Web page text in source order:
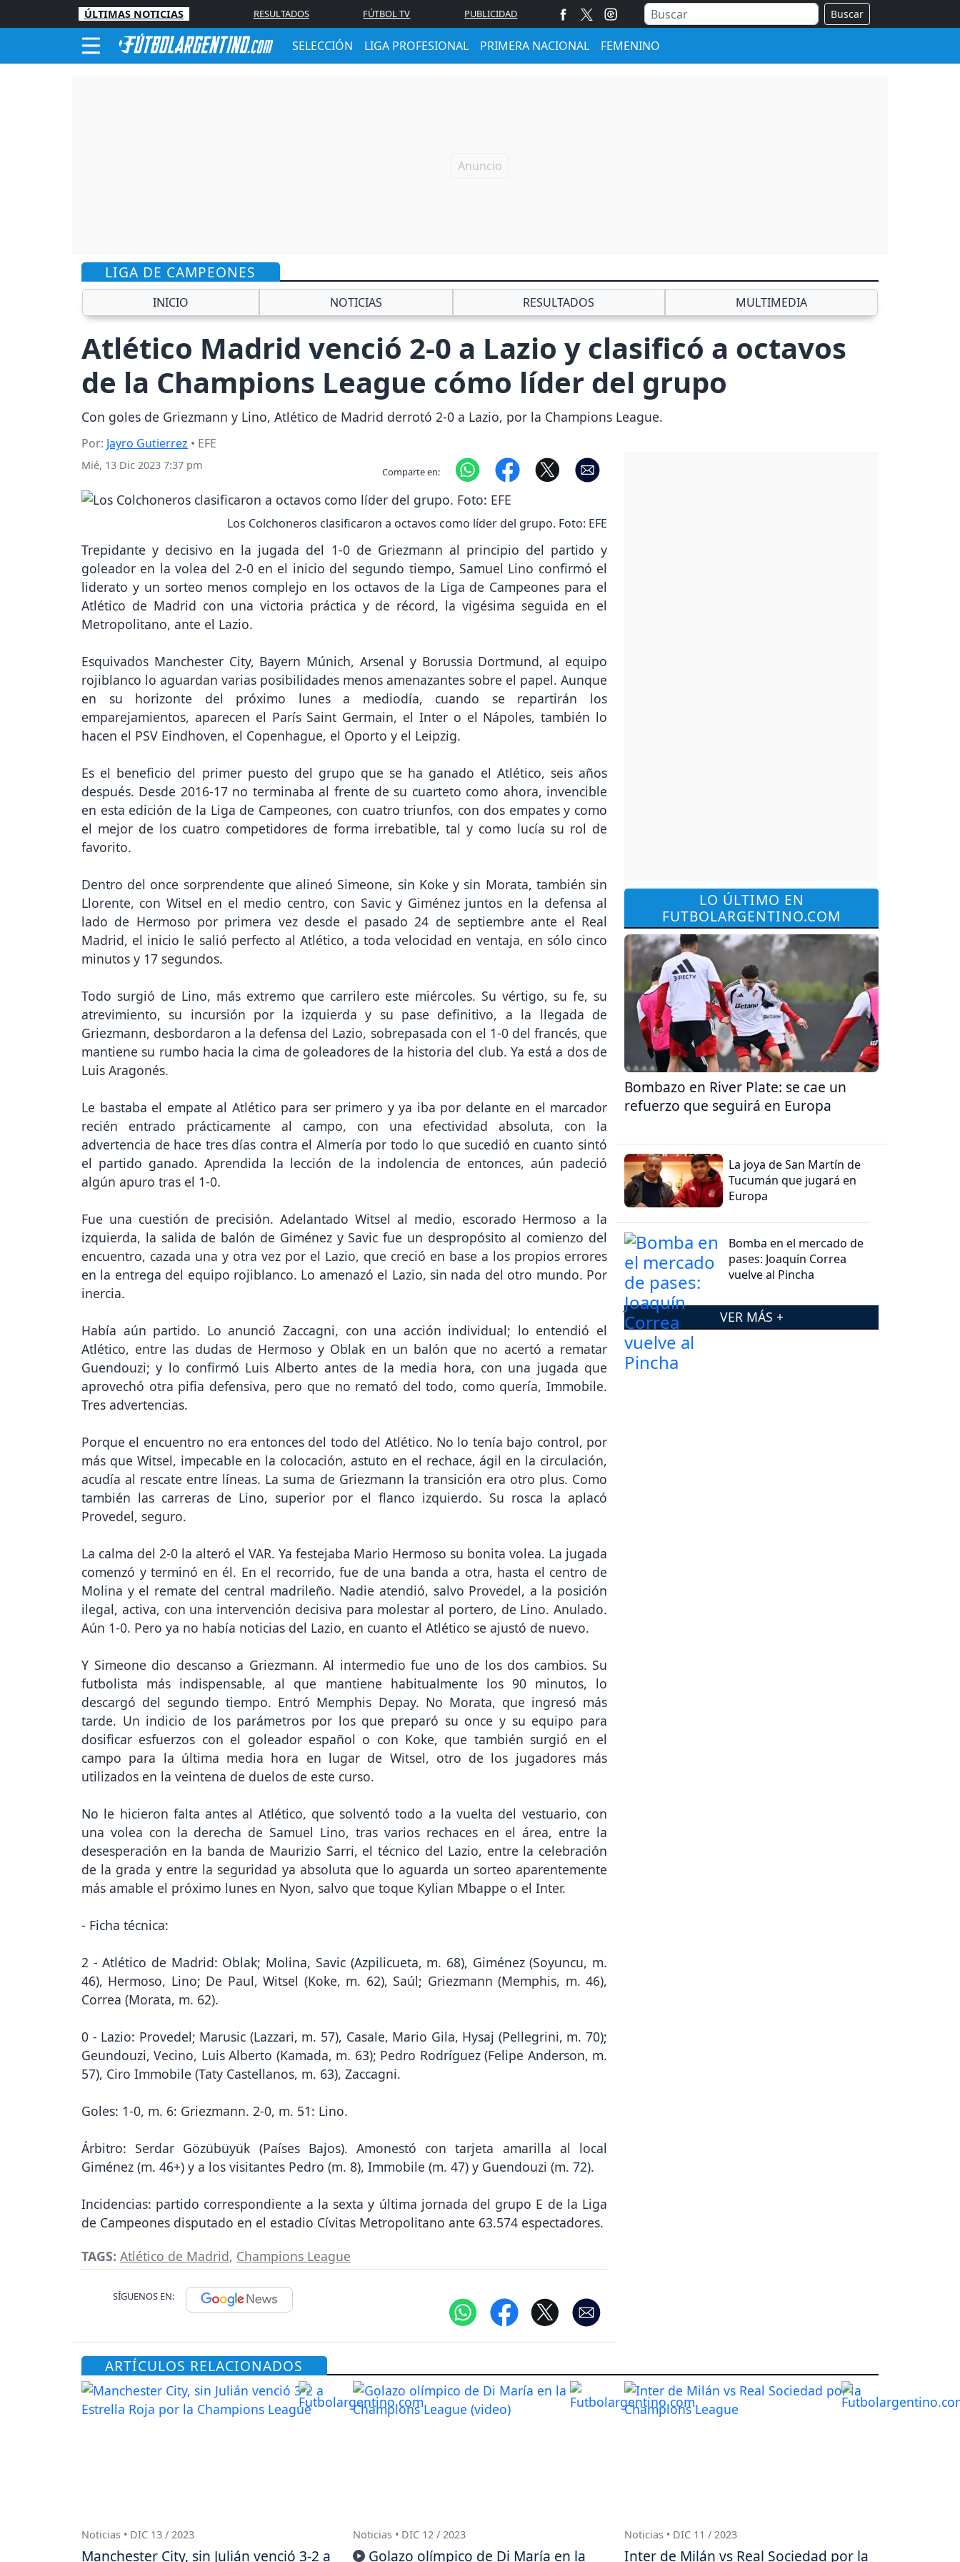
ÚLTIMAS NOTICIAS RESULTADOS FÚTBOL TV PUBLICIDAD Buscar
SELECCIÓN LIGA PROFESIONAL PRIMERA NACIONAL FEMENINO
LIGA DE CAMPEONES
INICIO NOTICIAS RESULTADOS MULTIMEDIA
Atlético Madrid venció 2-0 a Lazio y clasificó a octavos
de la Champions League cómo líder del grupo
Con goles de Griezmann y Lino, Atlético de Madrid derrotó 2-0 a Lazio, por la Champions League.
Por: Jayro Gutierrez • EFE
Mié, 13 Dic 2023 7:37 pm Comparte en:
Los Colchoneros clasificaron a octavos como líder del grupo. Foto: EFE
Trepidante y decisivo en la jugada del 1-0 de Griezmann al principio del partido y
goleador en la volea del 2-0 en el inicio del segundo tiempo, Samuel Lino confirmó el
liderato y un sorteo menos complejo en los octavos de la Liga de Campeones para el
Atlético de Madrid con una victoria práctica y de récord, la vigésima seguida en el
Metropolitano, ante el Lazio.
Esquivados Manchester City, Bayern Múnich, Arsenal y Borussia Dortmund, al equipo
rojiblanco lo aguardan varias posibilidades menos amenazantes sobre el papel. Aunque
en su horizonte del próximo lunes a mediodía, cuando se repartirán los
emparejamientos, aparecen el París Saint Germain, el Inter o el Nápoles, también lo
hacen el PSV Eindhoven, el Copenhague, el Oporto y el Leipzig.
Es el beneficio del primer puesto del grupo que se ha ganado el Atlético, seis años
después. Desde 2016-17 no terminaba al frente de su cuarteto como ahora, invencible
en esta edición de la Liga de Campeones, con cuatro triunfos, con dos empates y como
el mejor de los cuatro competidores de forma irrebatible, tal y como lucía su rol de
favorito.
Dentro del once sorprendente que alineó Simeone, sin Koke y sin Morata, también sin
Llorente, con Witsel en el medio centro, con Savic y Giménez juntos en la defensa al
lado de Hermoso por primera vez desde el pasado 24 de septiembre ante el Real
Madrid, el inicio le salió perfecto al Atlético, a toda velocidad en ventaja, en sólo cinco
minutos y 17 segundos.
Todo surgió de Lino, más extremo que carrilero este miércoles. Su vértigo, su fe, su
atrevimiento, su incursión por la izquierda y su pase definitivo, a la llegada de
Griezmann, desbordaron a la defensa del Lazio, sobrepasada con el 1-0 del francés, que
mantiene su rumbo hacia la cima de goleadores de la historia del club. Ya está a dos de
Luis Aragonés.
Le bastaba el empate al Atlético para ser primero y ya iba por delante en el marcador
recién entrado prácticamente al campo, con una efectividad absoluta, con la
advertencia de hace tres días contra el Almería por todo lo que sucedió en cuanto sintó
el partido ganado. Aprendida la lección de la indolencia de entonces, aún padeció
algún apuro tras el 1-0.
Fue una cuestión de precisión. Adelantado Witsel al medio, escorado Hermoso a la
izquierda, la salida de balón de Giménez y Savic fue un despropósito al comienzo del
encuentro, cazada una y otra vez por el Lazio, que creció en base a los propios errores
en la entrega del equipo rojiblanco. Lo amenazó el Lazio, sin nada del otro mundo. Por
inercia.
Había aún partido. Lo anunció Zaccagni, con una acción individual; lo entendió el
Atlético, entre las dudas de Hermoso y Oblak en un balón que no acertó a rematar
Guendouzi; y lo confirmó Luis Alberto antes de la media hora, con una jugada que
aprovechó otra pifia defensiva, pero que no remató del todo, como quería, Immobile.
Tres advertencias.
Porque el encuentro no era entonces del todo del Atlético. No lo tenía bajo control, por
más que Witsel, impecable en la colocación, astuto en el rechace, ágil en la circulación,
acudía al rescate entre líneas. La suma de Griezmann la transición era otro plus. Como
también las carreras de Lino, superior por el flanco izquierdo. Su rosca la aplacó
Provedel, seguro.
La calma del 2-0 la alteró el VAR. Ya festejaba Mario Hermoso su bonita volea. La jugada
comenzó y terminó en él. En el recorrido, fue de una banda a otra, hasta el centro de
Molina y el remate del central madrileño. Nadie atendió, salvo Provedel, a la posición
ilegal, activa, con una intervención decisiva para molestar al portero, de Lino. Anulado.
Aún 1-0. Pero ya no había noticias del Lazio, en cuanto el Atlético se ajustó de nuevo.
Y Simeone dio descanso a Griezmann. Al intermedio fue uno de los dos cambios. Su
futbolista más indispensable, al que mantiene habitualmente los 90 minutos, lo
descargó del segundo tiempo. Entró Memphis Depay. No Morata, que ingresó más
tarde. Un indicio de los parámetros por los que preparó su once y su equipo para
dosificar esfuerzos con el goleador español o con Koke, que también surgió en el
campo para la última media hora en lugar de Witsel, otro de los jugadores más
utilizados en la veintena de duelos de este curso.
No le hicieron falta antes al Atlético, que solventó todo a la vuelta del vestuario, con
una volea con la derecha de Samuel Lino, tras varios rechaces en el área, entre la
desesperación en la banda de Maurizio Sarri, el técnico del Lazio, entre la celebración
de la grada y entre la seguridad ya absoluta que lo aguarda un sorteo aparentemente
más amable el próximo lunes en Nyon, salvo que toque Kylian Mbappe o el Inter.
- Ficha técnica:
2 - Atlético de Madrid: Oblak; Molina, Savic (Azpilicueta, m. 68), Giménez (Soyuncu, m.
46), Hermoso, Lino; De Paul, Witsel (Koke, m. 62), Saúl; Griezmann (Memphis, m. 46),
Correa (Morata, m. 62).
0 - Lazio: Provedel; Marusic (Lazzari, m. 57), Casale, Mario Gila, Hysaj (Pellegrini, m. 70);
Geundouzi, Vecino, Luis Alberto (Kamada, m. 63); Pedro Rodríguez (Felipe Anderson, m.
57), Ciro Immobile (Taty Castellanos, m. 63), Zaccagni.
Goles: 1-0, m. 6: Griezmann. 2-0, m. 51: Lino.
Árbitro: Serdar Gözübüyük (Países Bajos). Amonestó con tarjeta amarilla al local
Giménez (m. 46+) y a los visitantes Pedro (m. 8), Immobile (m. 47) y Guendouzi (m. 72).
Incidencias: partido correspondiente a la sexta y última jornada del grupo E de la Liga
de Campeones disputado en el estadio Cívitas Metropolitano ante 63.574 espectadores.
TAGS: Atlético de Madrid, Champions League
SÍGUENOS EN:
LO ÚLTIMO EN
FUTBOLARGENTINO.COM
Bombazo en River Plate: se cae un
refuerzo que seguirá en Europa
La joya de San Martín de
Tucumán que jugará en
Europa
Bomba en el mercado de
pases: Joaquín Correa
vuelve al Pincha
VER MÁS +
ARTÍCULOS RELACIONADOS
Noticias • DIC 13 / 2023
Manchester City, sin Julián venció 3-2 a
Noticias • DIC 12 / 2023
Golazo olímpico de Di María en la
Noticias • DIC 11 / 2023
Inter de Milán vs Real Sociedad por la